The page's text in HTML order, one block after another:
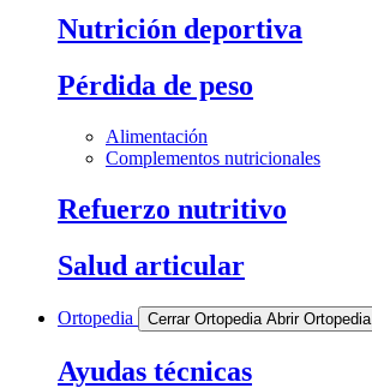
Nutrición deportiva
Pérdida de peso
Alimentación
Complementos nutricionales
Refuerzo nutritivo
Salud articular
Ortopedia Cerrar Ortopedia Abrir Ortopedia
Ayudas técnicas